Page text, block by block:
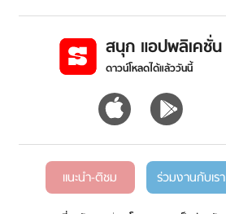
สนุก แอปพลิเคชั่น
ดาวน์โหลดได้แล้ววันนี้
แนะนำ-ติชม ร่วมงานกับเรา